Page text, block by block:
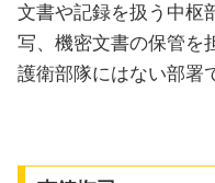
文書や記録を扱う中枢
写、機密文書の保管を
護衛部隊にはない部署